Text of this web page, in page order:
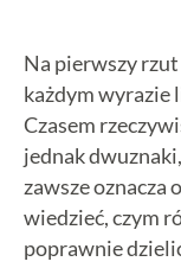
Na pierwszy rzut
każdym wyrazie
Czasem
jednak
zawsze oznacza
wiedzieć, czym
poprawnie